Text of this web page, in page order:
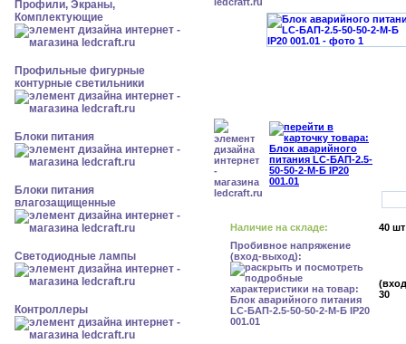
Профили, Экраны,
Комплектующие
Профильные фигурные
контурные светильники
Блоки питания
Блоки питания
влагозащищенные
Светодиодные лампы
Контроллеры
Наличие на складе:
40 шт
Пробивное напряжение
(вход-выход):
30